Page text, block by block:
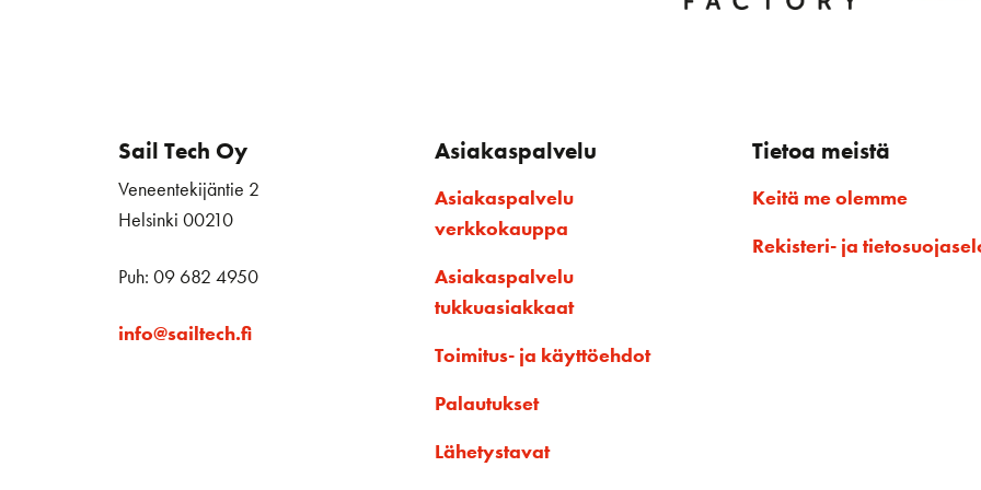
Sail Tech Oy
Veneentekijäntie 2
Helsinki 00210
Puh: 09 682 4950
info@sailtech.fi
Asiakaspalvelu
Asiakaspalvelu
verkkokauppa
Asiakaspalvelu
tukkuasiakkaat
Toimitus- ja käyttöehdot
Palautukset
Lähetystavat
Tietoa meistä
Keitä me olemme
Rekisteri- ja